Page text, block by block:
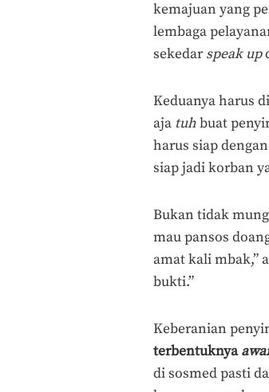
kemajuan yang
lembaga
sekedarspeak up
Keduanya harus
aja tuhbuat
harus siap
siap jadi korban
Bukan tidak
mau pansos
amat kali mbak,”
bukti.”
Keberanian
terbentuknya
di sosmed pasti